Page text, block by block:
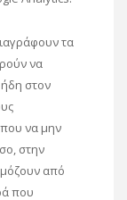
τα
να
στον
να μην
στην
από
που